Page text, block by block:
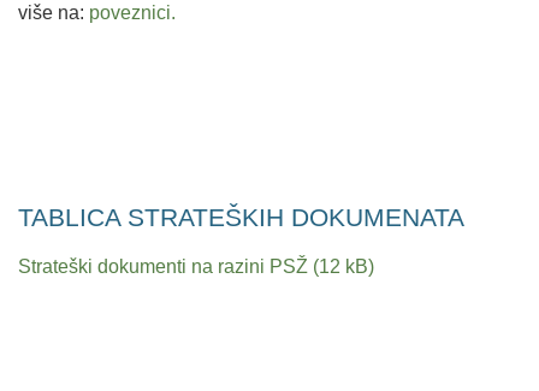
više na: poveznici.
TABLICA STRATEŠKIH DOKUMENATA
Strateški dokumenti na razini PSŽ